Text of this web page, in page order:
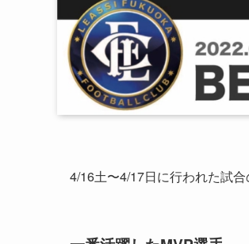
4/16土〜4/17日に行われた試